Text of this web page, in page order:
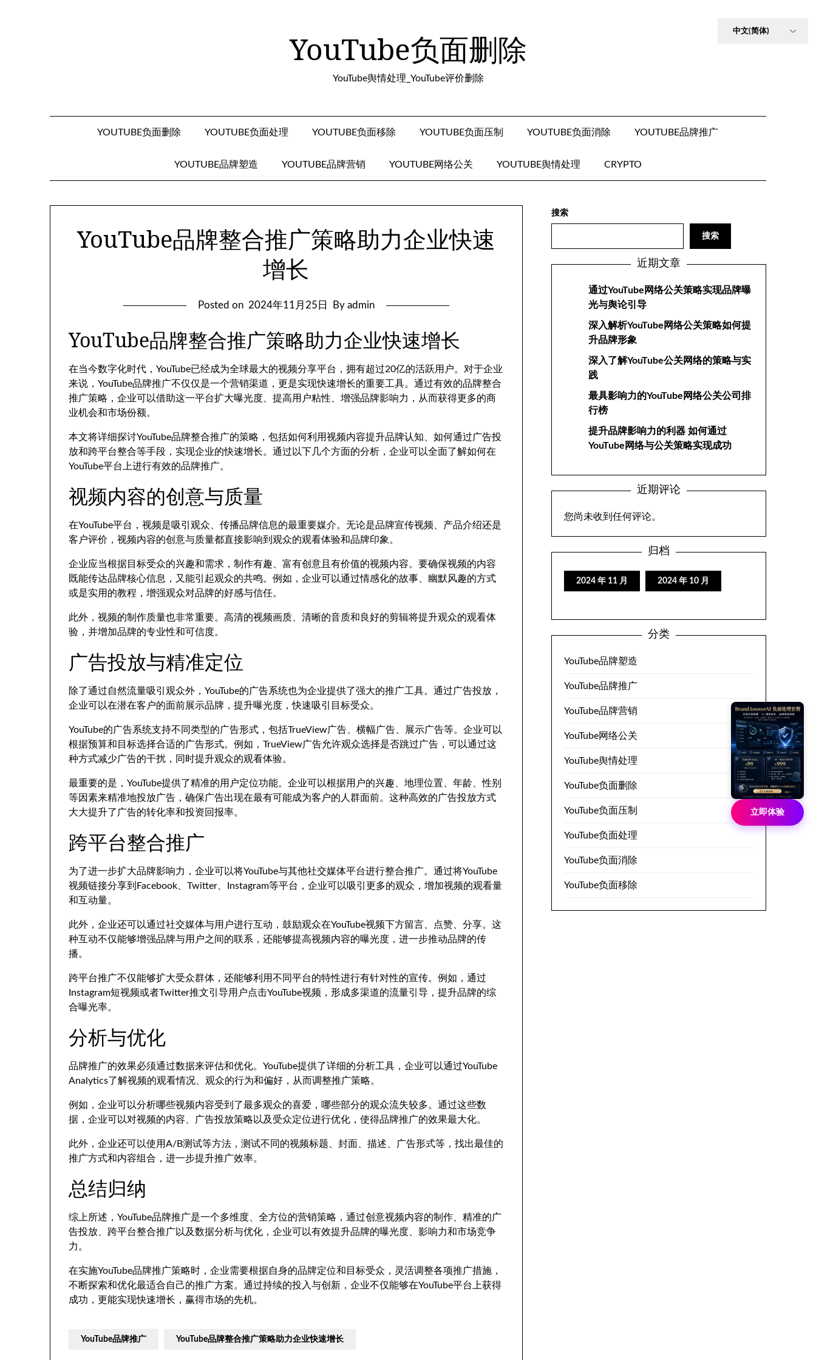
YouTube负面删除
YouTube舆情处理_YouTube评价删除
YOUTUBE负面删除 YOUTUBE负面处理 YOUTUBE负面移除 YOUTUBE负面压制 YOUTUBE负面消除 YOUTUBE品牌推广
YOUTUBE品牌塑造 YOUTUBE品牌营销 YOUTUBE网络公关 YOUTUBE舆情处理 CRYPTO
YouTube品牌整合推广策略助力企业快速
增长
Posted on 2024年11月25日 By admin
YouTube品牌整合推广策略助力企业快速增长
在当今数字化时代，YouTube已经成为全球最大的视频分享平台，拥有超过20亿的活跃用户。对于企业
来说，YouTube品牌推广不仅仅是一个营销渠道，更是实现快速增长的重要工具。通过有效的品牌整合
推广策略，企业可以借助这一平台扩大曝光度、提高用户粘性、增强品牌影响力，从而获得更多的商
业机会和市场份额。
本文将详细探讨YouTube品牌整合推广的策略，包括如何利用视频内容提升品牌认知、如何通过广告投
放和跨平台整合等手段，实现企业的快速增长。通过以下几个方面的分析，企业可以全面了解如何在
YouTube平台上进行有效的品牌推广。
视频内容的创意与质量
在YouTube平台，视频是吸引观众、传播品牌信息的最重要媒介。无论是品牌宣传视频、产品介绍还是
客户评价，视频内容的创意与质量都直接影响到观众的观看体验和品牌印象。
企业应当根据目标受众的兴趣和需求，制作有趣、富有创意且有价值的视频内容。要确保视频的内容
既能传达品牌核心信息，又能引起观众的共鸣。例如，企业可以通过情感化的故事、幽默风趣的方式
或是实用的教程，增强观众对品牌的好感与信任。
此外，视频的制作质量也非常重要。高清的视频画质、清晰的音质和良好的剪辑将提升观众的观看体
验，并增加品牌的专业性和可信度。
广告投放与精准定位
除了通过自然流量吸引观众外，YouTube的广告系统也为企业提供了强大的推广工具。通过广告投放，
企业可以在潜在客户的面前展示品牌，提升曝光度，快速吸引目标受众。
YouTube的广告系统支持不同类型的广告形式，包括TrueView广告、横幅广告、展示广告等。企业可以
根据预算和目标选择合适的广告形式。例如，TrueView广告允许观众选择是否跳过广告，可以通过这
种方式减少广告的干扰，同时提升观众的观看体验。
最重要的是，YouTube提供了精准的用户定位功能。企业可以根据用户的兴趣、地理位置、年龄、性别
等因素来精准地投放广告，确保广告出现在最有可能成为客户的人群面前。这种高效的广告投放方式
大大提升了广告的转化率和投资回报率。
跨平台整合推广
为了进一步扩大品牌影响力，企业可以将YouTube与其他社交媒体平台进行整合推广。通过将YouTube
视频链接分享到Facebook、Twitter、Instagram等平台，企业可以吸引更多的观众，增加视频的观看量
和互动量。
此外，企业还可以通过社交媒体与用户进行互动，鼓励观众在YouTube视频下方留言、点赞、分享。这
种互动不仅能够增强品牌与用户之间的联系，还能够提高视频内容的曝光度，进一步推动品牌的传
播。
跨平台推广不仅能够扩大受众群体，还能够利用不同平台的特性进行有针对性的宣传。例如，通过
Instagram短视频或者Twitter推文引导用户点击YouTube视频，形成多渠道的流量引导，提升品牌的综
合曝光率。
分析与优化
品牌推广的效果必须通过数据来评估和优化。YouTube提供了详细的分析工具，企业可以通过YouTube
Analytics了解视频的观看情况、观众的行为和偏好，从而调整推广策略。
例如，企业可以分析哪些视频内容受到了最多观众的喜爱，哪些部分的观众流失较多。通过这些数
据，企业可以对视频的内容、广告投放策略以及受众定位进行优化，使得品牌推广的效果最大化。
此外，企业还可以使用A/B测试等方法，测试不同的视频标题、封面、描述、广告形式等，找出最佳的
推广方式和内容组合，进一步提升推广效率。
总结归纳
综上所述，YouTube品牌推广是一个多维度、全方位的营销策略，通过创意视频内容的制作、精准的广
告投放、跨平台整合推广以及数据分析与优化，企业可以有效提升品牌的曝光度、影响力和市场竞争
力。
在实施YouTube品牌推广策略时，企业需要根据自身的品牌定位和目标受众，灵活调整各项推广措施，
不断探索和优化最适合自己的推广方案。通过持续的投入与创新，企业不仅能够在YouTube平台上获得
成功，更能实现快速增长，赢得市场的先机。
YouTube品牌推广 YouTube品牌整合推广策略助力企业快速增长
搜索
搜索
近期文章
通过YouTube网络公关策略实现品牌曝
光与舆论引导
深入解析YouTube网络公关策略如何提
升品牌形象
深入了解YouTube公关网络的策略与实
践
最具影响力的YouTube网络公关公司排
行榜
提升品牌影响力的利器 如何通过
YouTube网络与公关策略实现成功
近期评论
您尚未收到任何评论。
归档
2024 年 11 月 2024 年 10 月
分类
YouTube品牌塑造
YouTube品牌推广
YouTube品牌营销
YouTube网络公关
YouTube舆情处理
YouTube负面删除
YouTube负面压制
YouTube负面处理
YouTube负面消除
YouTube负面移除
立即体验